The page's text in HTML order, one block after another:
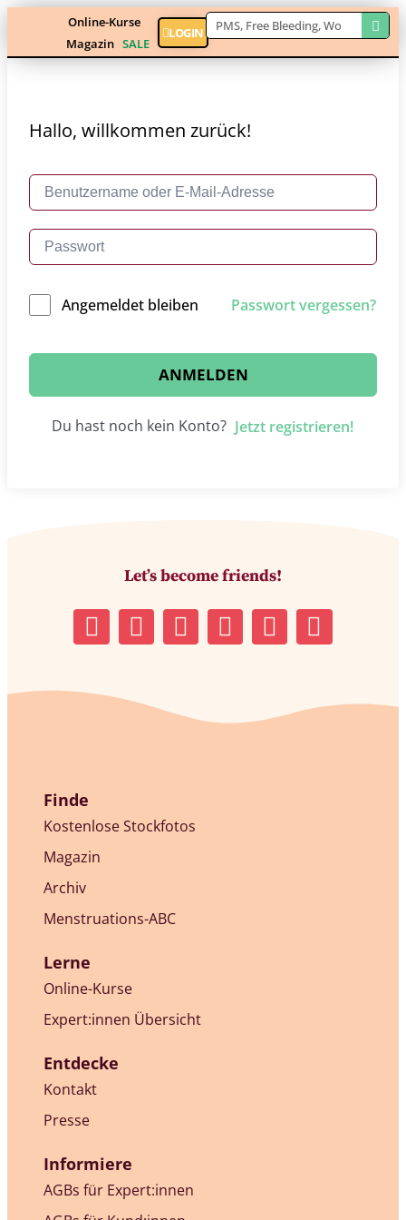
Online-Kurse
Magazin SALE
LOGIN
Hallo, willkommen zurück!
Angemeldet bleiben Passwort vergessen?
ANMELDEN
Du hast noch kein Konto? Jetzt registrieren!
Let’s become friends!
Finde
Kostenlose Stockfotos
Magazin
Archiv
Menstruations-ABC
Lerne
Online-Kurse
Expert:innen Übersicht
Entdecke
Kontakt
Presse
Informiere
AGBs für Expert:innen